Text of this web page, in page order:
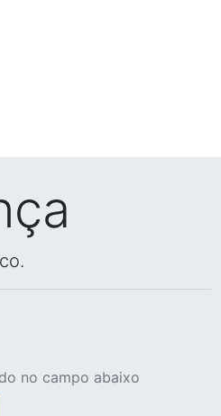
no campo abaixo